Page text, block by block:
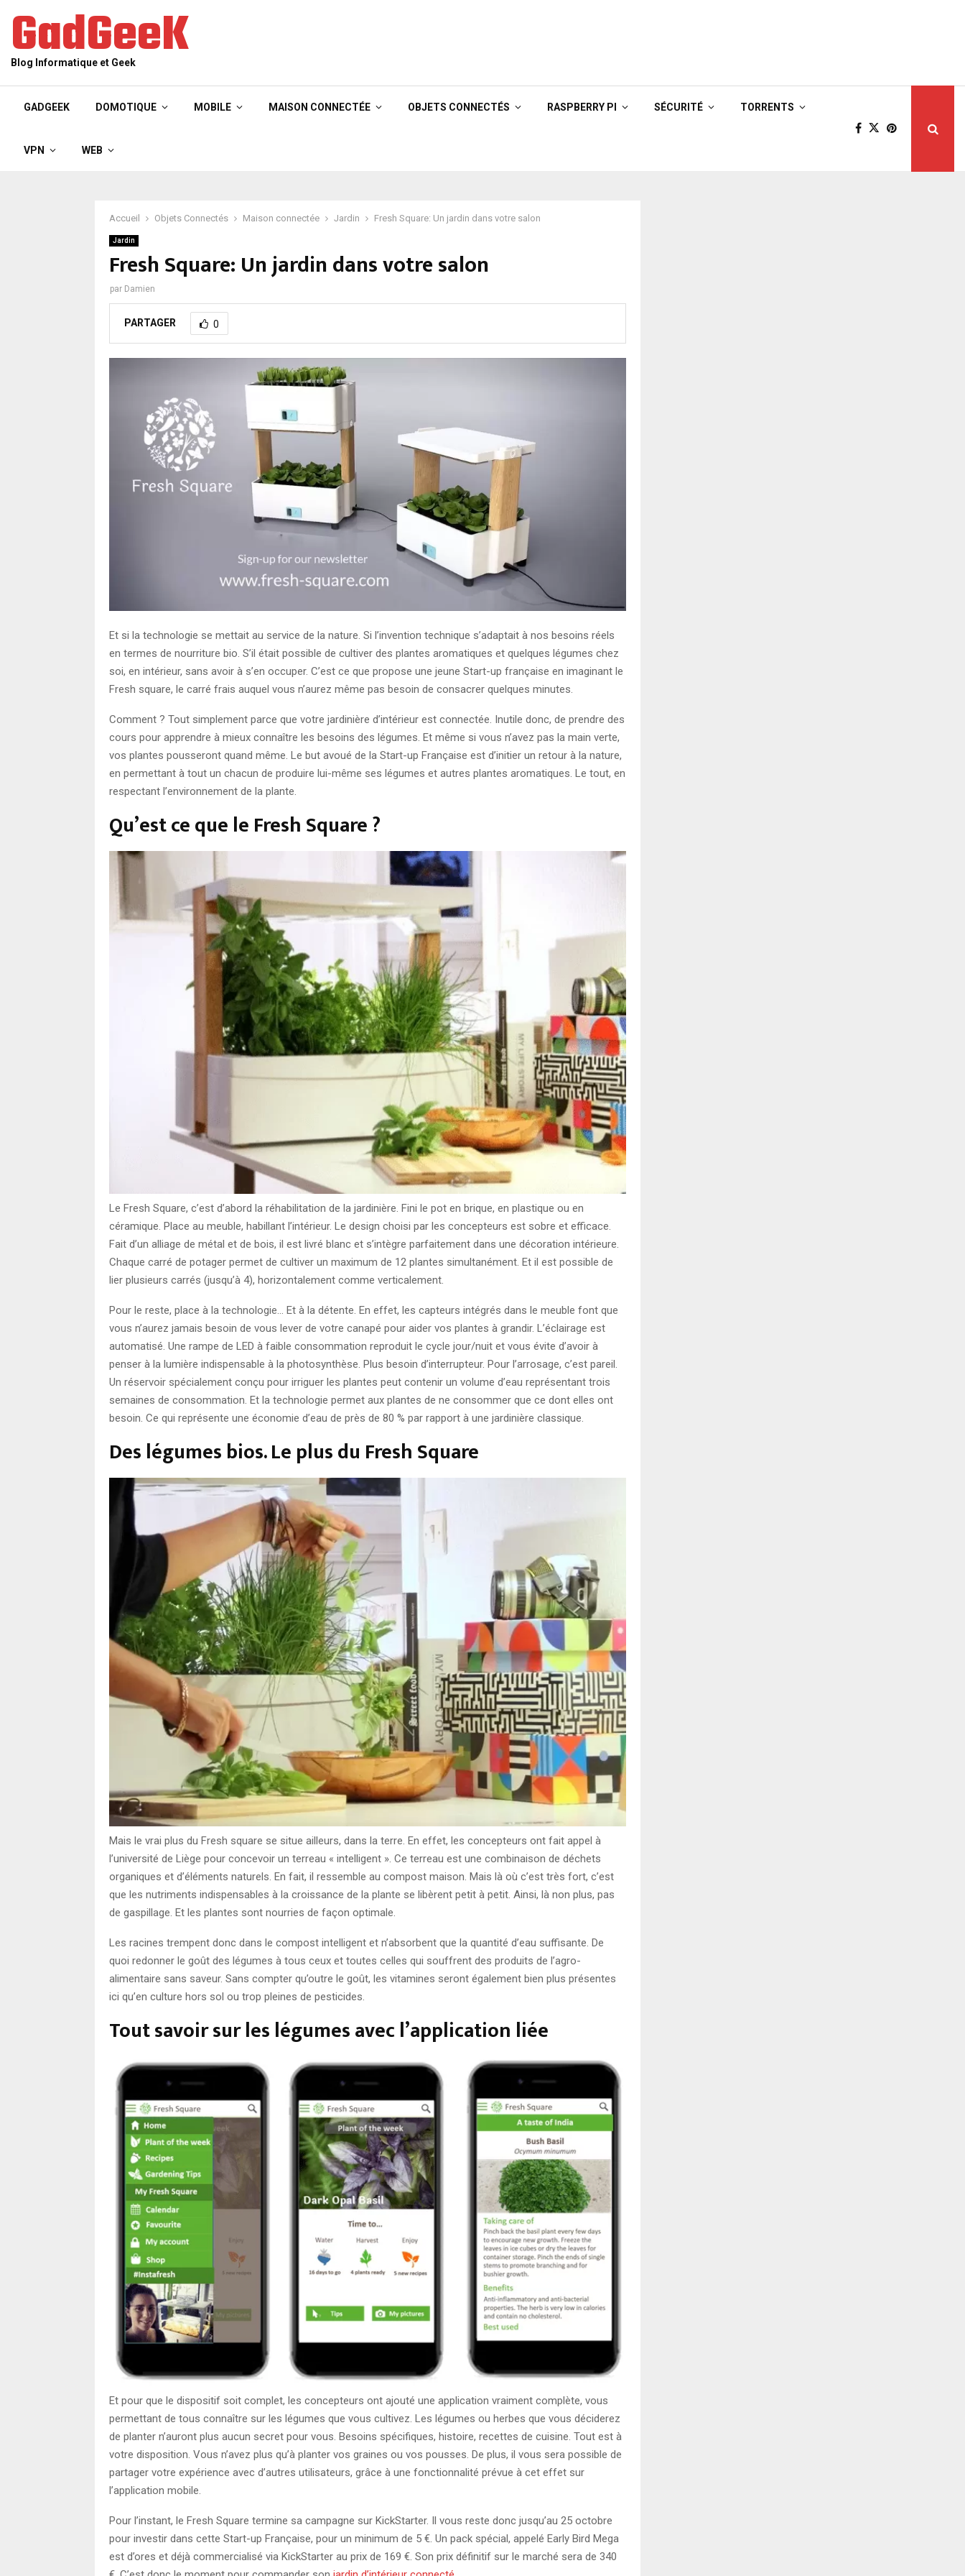
GadGeeK
Blog Informatique et Geek
GADGEEK DOMOTIQUE MOBILE MAISON CONNECTÉE OBJETS CONNECTÉS RASPBERRY PI SÉCURITÉ TORRENTS
VPN WEB
Accueil Objets Connectés Maison connectée Jardin Fresh Square: Un jardin dans votre salon
Jardin
Fresh Square: Un jardin dans votre salon
par Damien
PARTAGER 0
Et si la technologie se mettait au service de la nature. Si l’invention technique s’adaptait à nos besoins réels
en termes de nourriture bio. S’il était possible de cultiver des plantes aromatiques et quelques légumes chez
soi, en intérieur, sans avoir à s’en occuper. C’est ce que propose une jeune Start-up française en imaginant le
Fresh square, le carré frais auquel vous n’aurez même pas besoin de consacrer quelques minutes.
Comment ? Tout simplement parce que votre jardinière d’intérieur est connectée. Inutile donc, de prendre des
cours pour apprendre à mieux connaître les besoins des légumes. Et même si vous n’avez pas la main verte,
vos plantes pousseront quand même. Le but avoué de la Start-up Française est d’initier un retour à la nature,
en permettant à tout un chacun de produire lui-même ses légumes et autres plantes aromatiques. Le tout, en
respectant l’environnement de la plante.
Qu’est ce que le Fresh Square ?
Le Fresh Square, c’est d’abord la réhabilitation de la jardinière. Fini le pot en brique, en plastique ou en
céramique. Place au meuble, habillant l’intérieur. Le design choisi par les concepteurs est sobre et efficace.
Fait d’un alliage de métal et de bois, il est livré blanc et s’intègre parfaitement dans une décoration intérieure.
Chaque carré de potager permet de cultiver un maximum de 12 plantes simultanément. Et il est possible de
lier plusieurs carrés (jusqu’à 4), horizontalement comme verticalement.
Pour le reste, place à la technologie… Et à la détente. En effet, les capteurs intégrés dans le meuble font que
vous n’aurez jamais besoin de vous lever de votre canapé pour aider vos plantes à grandir. L’éclairage est
automatisé. Une rampe de LED à faible consommation reproduit le cycle jour/nuit et vous évite d’avoir à
penser à la lumière indispensable à la photosynthèse. Plus besoin d’interrupteur. Pour l’arrosage, c’est pareil.
Un réservoir spécialement conçu pour irriguer les plantes peut contenir un volume d’eau représentant trois
semaines de consommation. Et la technologie permet aux plantes de ne consommer que ce dont elles ont
besoin. Ce qui représente une économie d’eau de près de 80 % par rapport à une jardinière classique.
Des légumes bios. Le plus du Fresh Square
Mais le vrai plus du Fresh square se situe ailleurs, dans la terre. En effet, les concepteurs ont fait appel à
l’université de Liège pour concevoir un terreau « intelligent ». Ce terreau est une combinaison de déchets
organiques et d’éléments naturels. En fait, il ressemble au compost maison. Mais là où c’est très fort, c’est
que les nutriments indispensables à la croissance de la plante se libèrent petit à petit. Ainsi, là non plus, pas
de gaspillage. Et les plantes sont nourries de façon optimale.
Les racines trempent donc dans le compost intelligent et n’absorbent que la quantité d’eau suffisante. De
quoi redonner le goût des légumes à tous ceux et toutes celles qui souffrent des produits de l’agro-
alimentaire sans saveur. Sans compter qu’outre le goût, les vitamines seront également bien plus présentes
ici qu’en culture hors sol ou trop pleines de pesticides.
Tout savoir sur les légumes avec l’application liée
Et pour que le dispositif soit complet, les concepteurs ont ajouté une application vraiment complète, vous
permettant de tous connaître sur les légumes que vous cultivez. Les légumes ou herbes que vous déciderez
de planter n’auront plus aucun secret pour vous. Besoins spécifiques, histoire, recettes de cuisine. Tout est à
votre disposition. Vous n’avez plus qu’à planter vos graines ou vos pousses. De plus, il vous sera possible de
partager votre expérience avec d’autres utilisateurs, grâce à une fonctionnalité prévue à cet effet sur
l’application mobile.
Pour l’instant, le Fresh Square termine sa campagne sur KickStarter. Il vous reste donc jusqu’au 25 octobre
pour investir dans cette Start-up Française, pour un minimum de 5 €. Un pack spécial, appelé Early Bird Mega
est d’ores et déjà commercialisé via KickStarter au prix de 169 €. Son prix définitif sur le marché sera de 340